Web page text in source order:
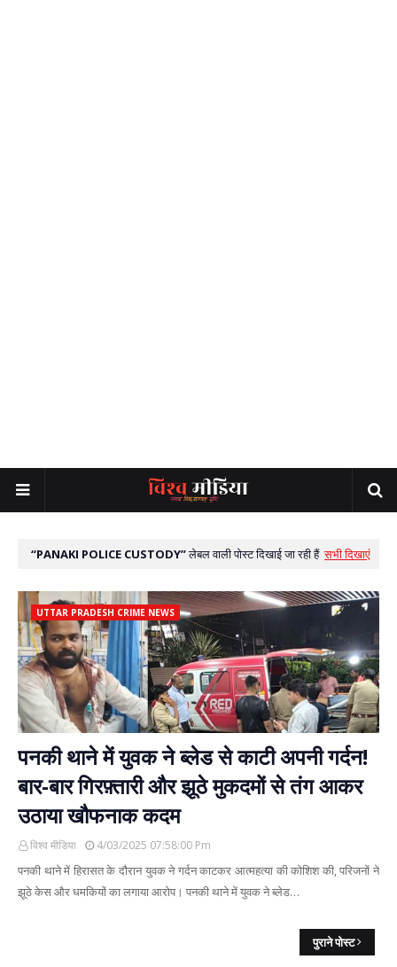
PANAKI POLICE CUSTODY लेबल वाली पोस्ट दिखाई जा रही हैं सभी दिखाएं
UTTAR PRADESH CRIME NEWS
पनकी थाने में युवक ने ब्लेड से काटी अपनी गर्दन!
बार-बार गिरफ़्तारी और झूठे मुकदमों से तंग आकर
उठाया खौफनाक कदम
विश्व मीडिया 4/03/2025 07:58:00 Pm
पनकी थाने में हिरासत के दौरान युवक ने गर्दन काटकर आत्महत्या की कोशिश की, परिजनों ने
झूठे केस और धमकियों का लगाया आरोप। पनकी थाने में युवक ने ब्लेड…
पुराने पोस्ट